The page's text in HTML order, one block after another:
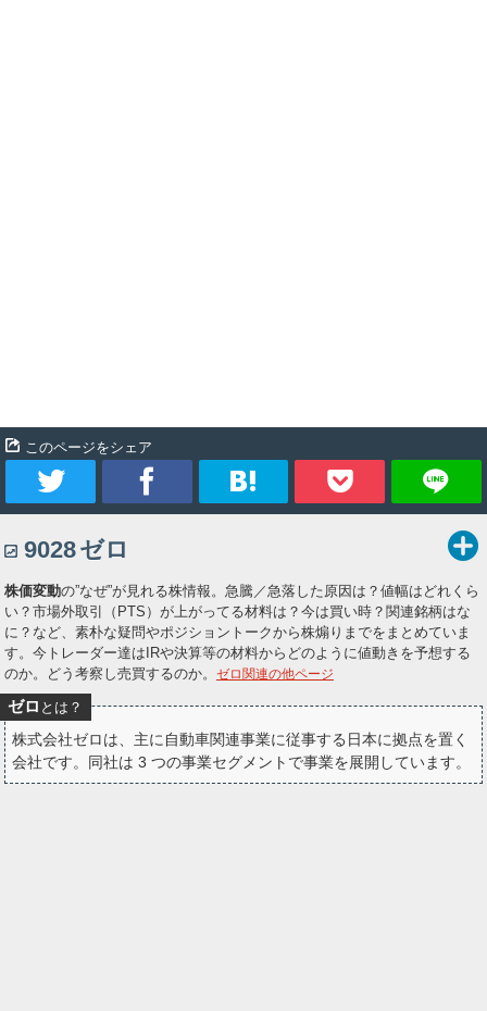
このページをシェア
イ
ー
ト
ア
ク
マ
ー
ク
Pocket
9028ゼロ
株価変動の”なぜ”が見れる株情報。急騰／急落した原因は？値幅はどれくら
い？市場外取引（PTS）が上がってる材料は？今は買い時？関連銘柄はな
に？など、素朴な疑問やポジショントークから株煽りまでをまとめていま
す。今トレーダー達はIRや決算等の材料からどのように値動きを予想する
のか。どう考察し売買するのか。 ゼロ関連の他ページ
ゼロ とは？
株式会社ゼロは、主に自動車関連事業に従事する日本に拠点を置く
会社です。同社は 3 つの事業セグメントで事業を展開しています。